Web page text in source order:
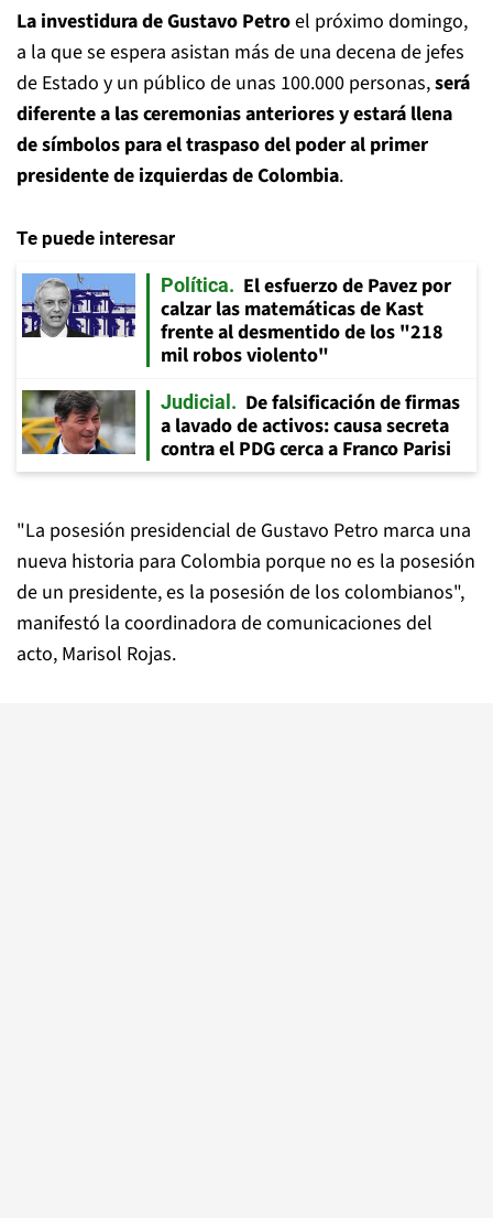
La investidura de Gustavo Petroel próximo domingo,
a la que se espera asistan más de una decena de jefes
de Estado y un público de unas 100.000 personas,será
diferente a las ceremonias anteriores y estará llena
de símbolos para el traspaso del poder al primer
presidente de izquierdas de Colombia.
Te puede interesar
Política
El esfuerzo de Pavez por
calzar las matemáticas de Kast
frente al desmentido de los "218
mil robos violento"
Judicial
De falsificación de firmas
a lavado de activos: causa secreta
contra el PDG cerca a Franco Parisi
"La posesión presidencial de Gustavo Petro marca una
nueva historia para Colombia porque no es la posesión
de un presidente, es la posesión de los colombianos",
manifestó la coordinadora de comunicaciones del
acto, Marisol Rojas.